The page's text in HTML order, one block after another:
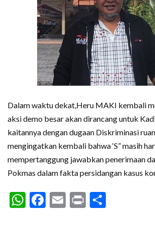
Dalam waktu dekat,Heru MAKI kembali
aksi demo besar akan dirancang untuk
kaitannya dengan dugaan Diskriminasi
mengingatkan kembali bahwa ‘S” masih
mempertanggung jawabkan penerimaan
Pokmas dalam fakta persidangan kasus
WhatsApp
Facebook
Email
Print